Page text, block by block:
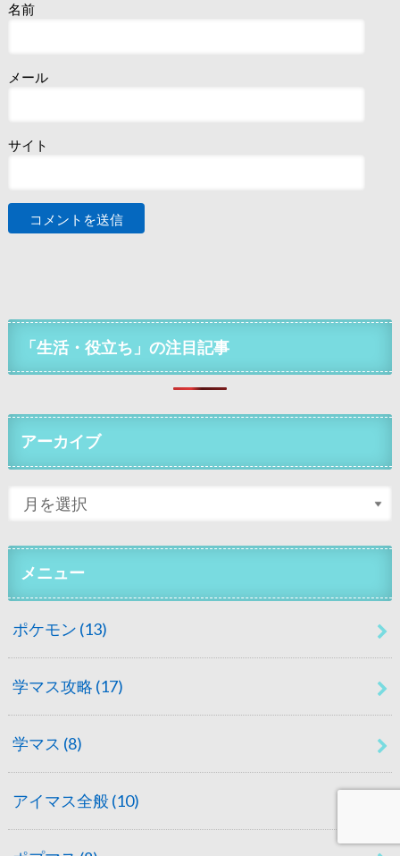
名前
メール
サイト
「生活・役立ち」の注目記事
アーカイブ
メニュー
ポケモン (13)
学マス攻略 (17)
学マス (8)
アイマス全般 (10)